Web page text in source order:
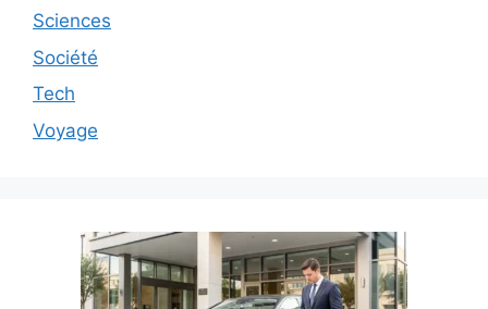
Sciences
Société
Tech
Voyage